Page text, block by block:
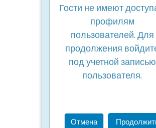
Гости не имеют
профилям
пользователей. Для
продолжения
под учетной записью
пользователя.
Отмена